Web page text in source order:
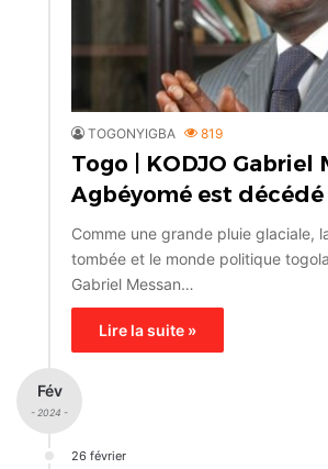
TOGONYIGBA 819
Togo | KODJO Gabriel
Agbéyomé est décédé
Comme une grande pluie glaciale,
tombée et le monde politique
Gabriel Messan…
Lire la suite »
Fév
- 2024 -
26 février